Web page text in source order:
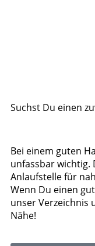
Suchst Du einen
Bei einem guten
unfassbar wichtig.
Anlaufstelle für
Wenn Du einen
unser Verzeichnis
Nähe!